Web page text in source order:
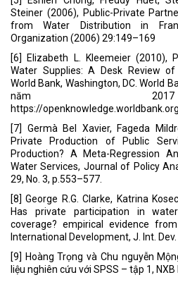
Steiner (2006), Public-Private
from Water Distribution in
Organization (2006) 29:149–169
[6] Elizabeth L. Kleemeier (2010),
Water Supplies: A Desk Review of
World Bank, Washington, DC. World
năm
https://
[7] Germà Bel Xavier, Fageda
Private Production of Public
Production? A Meta-Regression
Water Services, Journal of Policy
29, No. 3, p.553–577.
[8] George R.G. Clarke, Katrina
Has private participation in
coverage? empirical evidence
International Development, J. Int. Dev.
[9] Hoàng Trọng và Chu nguyễn
liệu nghiên cứu với SPSS – tập 1, NXB